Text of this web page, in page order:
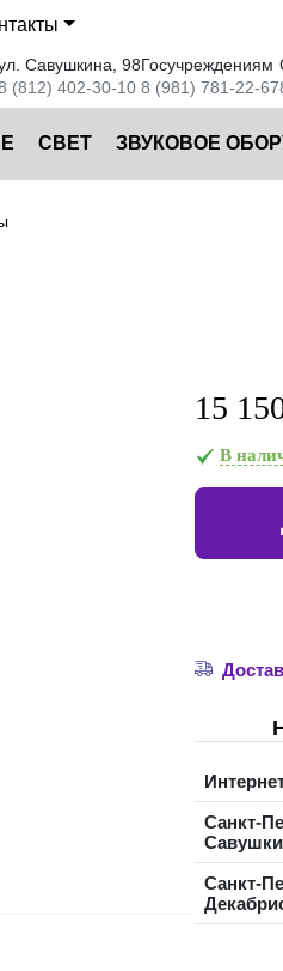
Савушкина, 98
(812) 402-30-10
Госучреждениям
8 (981) 781-22-67
CВЕТ ЗВУКОВОЕ
15
В
Санкт-
Санкт-